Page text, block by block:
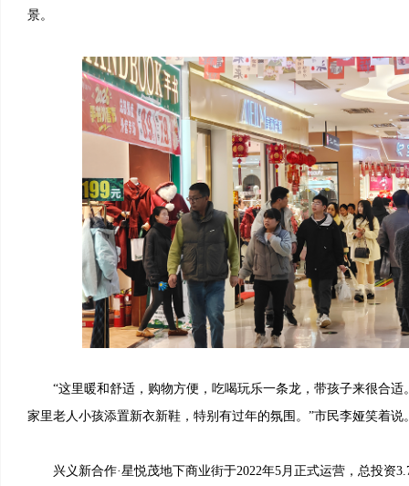
景。
“这里暖和舒适，购物方便，吃喝玩乐一条龙，带孩子来很合适
家里老人小孩添置新衣新鞋，特别有过年的氛围。”市民李娅笑着说
兴义新合作·星悦茂地下商业街于2022年5月正式运营，总投资